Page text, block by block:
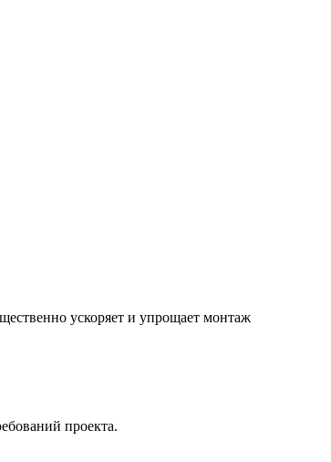
ускоряет и упрощает монтаж
проекта.